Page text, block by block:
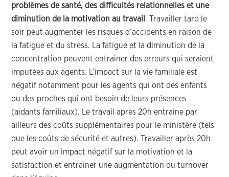
problèmes de santé, des difficultés relationnelles et une
diminution de la motivation au travail . Travailler tard le
soir peut augmenter les risques d’accidents en raison de
la fatigue et du stress. La fatigue et la diminution de la
concentration peuvent entrainer des erreurs qui seraient
imputées aux agents. L’impact sur la vie familiale est
négatif notamment pour les agents qui ont des enfants
ou des proches qui ont besoin de leurs présences
(aidants familiaux). Le travail après 20h entraine par
ailleurs des coûts supplémentaires pour le ministère (tels
que les coûts de sécurité et autres). Travailler après 20h
peut avoir un impact négatif sur la motivation et la
satisfaction et entrainer une augmentation du turnover